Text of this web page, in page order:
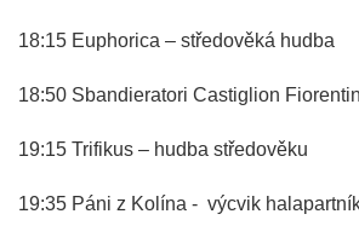
18:15 Euphorica – středověká hudba
18:50 Sbandieratori Castiglion
19:15 Trifikus – hudba středověku
19:35 Páni z Kolína - výcvik